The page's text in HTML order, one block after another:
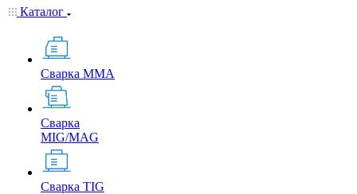
Каталог
Сварка MMA
Сварка
MIG/MAG
Сварка TIG